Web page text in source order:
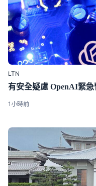
LTN
有安全疑慮 OpenAI緊
1小時前